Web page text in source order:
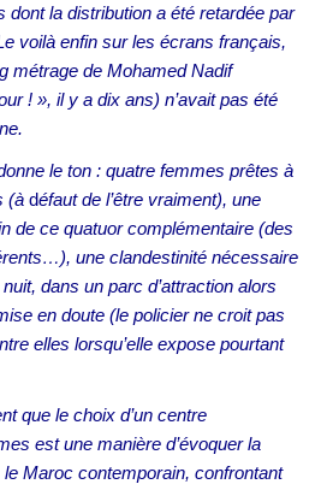
la distribution a été retardée par
voilà enfin sur les écrans français,
métrage de Mohamed Nadif
! », il y a dix ans) n’avait pas été
le ton : quatre femmes prêtes à
(àdéfaut de l’être vraiment), une
de ce quatuor complémentaire (des
une clandestinité nécessaire
dans un parc d’attraction alors
en doute (le policier ne croit pas
elles lorsqu’elle expose pourtant
que le choix d’un centre
est une manière d’évoquer la
Maroc contemporain, confrontant